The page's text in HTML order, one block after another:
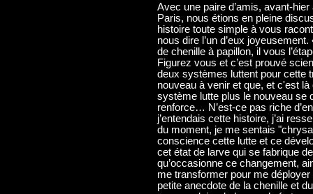
Avec une paire d’amis, avant-
Paris, nous étions en pleine
histoire toute simple à vous
nous dire l’un d’eux
de chenille à papillon, il vous
Figurez vous et c’est prouvé
deux systèmes luttent pour cette
nouveau à venir et que, et c'est
système lutte plus le nouveau se
renforce… N’est-ce pas riche
j’entendais cette histoire, j’ai
du moment, je me sentais
conscience cette lutte et ce
cet état de larve qui se fabrique
qu’occasionne ce changement,
me transformer pour me
petite anecdote de la chenille et